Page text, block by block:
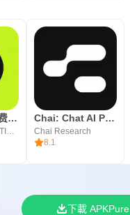
inDrive。乘车费用公平 Chai: Chat AI Platform
Chai Research
8.1
下載 APKPure